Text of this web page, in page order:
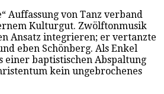
Auffassung von Tanz verband
Kulturgut. Zwölftonmusik
Ansatz integrieren; er vertanzte
eben Schönberg. Als Enkel
einer baptistischen Abspaltung
kein ungebrochenes